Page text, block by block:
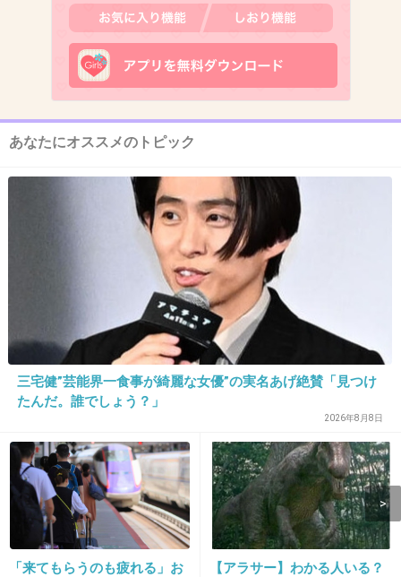
+68
2026/06/03(水) 15:17:52
変態ヤマタクセンセ？
ニヤニヤしながら会見していた
16. 匿名 2026/06/03(水) 15:17:59
あなたにオススメのトピック
三宅健”芸能界一食事が綺麗な女優”の実名あげ絶賛「見つけ
たんだ。誰でしょう？」
2026年8月8日
「来てもらうのも疲れる」お
【アラサー】わかる人いる？